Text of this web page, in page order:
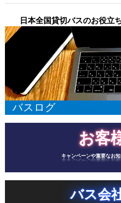
日本全国貸切バスのお役立
バスログ
お客
キャンペーンや重要なお
バス会